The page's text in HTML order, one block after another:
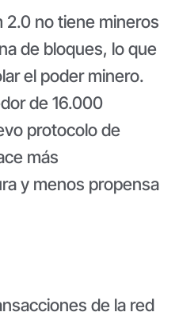
2.0 no tiene mineros
de bloques, lo que
el poder minero.
de 16.000
protocolo de
más
y menos propensa
de la red